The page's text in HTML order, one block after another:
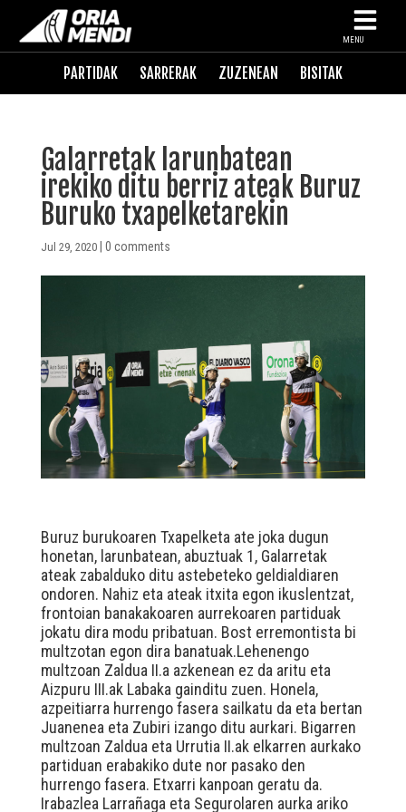
MENU
PARTIDAK SARRERAK ZUZENEAN BISITAK
Galarretak larunbatean
irekiko ditu berriz ateak Buruz
Buruko txapelketarekin
Jul 29, 2020| 0 comments
Buruz burukoaren Txapelketa ate joka dugun
honetan, larunbatean, abuztuak 1, Galarretak
ateak zabalduko ditu astebeteko geldialdiaren
ondoren. Nahiz eta ateak itxita egon ikuslentzat,
frontoian banakakoaren aurrekoaren partiduak
jokatu dira modu pribatuan. Bost erremontista bi
multzotan egon dira banatuak.Lehenengo
multzoan Zaldua II.a azkenean ez da aritu eta
Aizpuru III.ak Labaka gainditu zuen. Honela,
azpeitiarra hurrengo fasera sailkatu da eta bertan
Juanenea eta Zubiri izango ditu aurkari. Bigarren
multzoan Zaldua eta Urrutia II.ak elkarren aurkako
partiduan erabakiko dute nor pasako den
hurrengo fasera. Etxarri kanpoan geratu da.
Irabazlea Larrañaga eta Segurolaren aurka ariko